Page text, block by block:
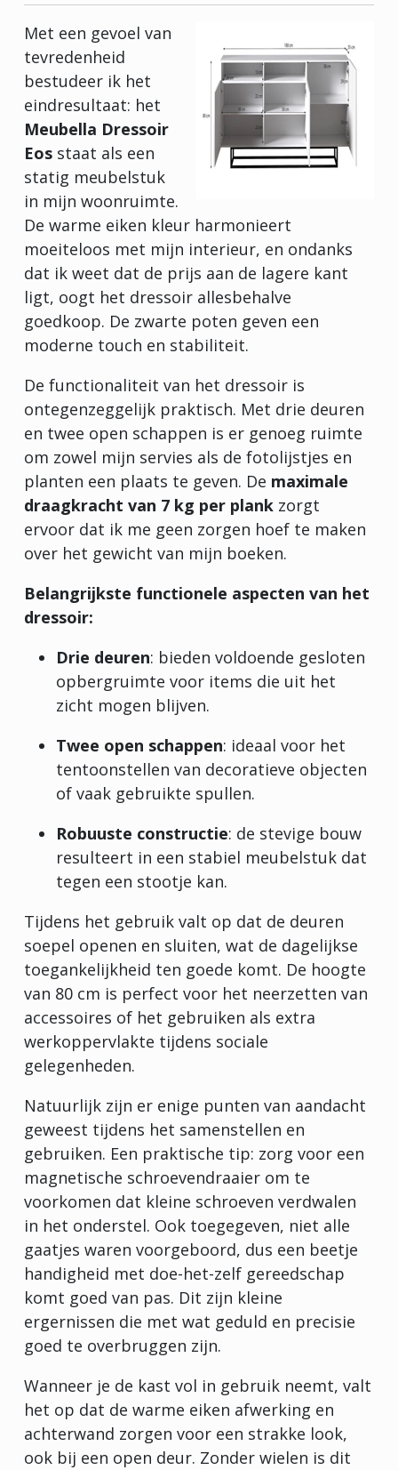
Met een gevoel van
tevredenheid
bestudeer ik het
eindresultaat: het
Meubella Dressoir
Eos staat als een
statig meubelstuk
in mijn woonruimte.
De warme eiken kleur harmonieert
moeiteloos met mijn interieur, en ondanks
dat ik weet dat de prijs aan de lagere kant
ligt, oogt het dressoir allesbehalve
goedkoop. De zwarte poten geven een
moderne touch en stabiliteit.
De functionaliteit van het dressoir is
ontegenzeggelijk praktisch. Met drie deuren
en twee open schappen is er genoeg ruimte
om zowel mijn servies als de fotolijstjes en
planten een plaats te geven. De maximale
draagkracht van 7 kg per plank zorgt
ervoor dat ik me geen zorgen hoef te maken
over het gewicht van mijn boeken.
Belangrijkste functionele aspecten van het
dressoir:
Drie deuren: bieden voldoende gesloten
opbergruimte voor items die uit het
zicht mogen blijven.
Twee open schappen: ideaal voor het
tentoonstellen van decoratieve objecten
of vaak gebruikte spullen.
Robuuste constructie: de stevige bouw
resulteert in een stabiel meubelstuk dat
tegen een stootje kan.
Tijdens het gebruik valt op dat de deuren
soepel openen en sluiten, wat de dagelijkse
toegankelijkheid ten goede komt. De hoogte
van 80 cm is perfect voor het neerzetten van
accessoires of het gebruiken als extra
werkoppervlakte tijdens sociale
gelegenheden.
Natuurlijk zijn er enige punten van aandacht
geweest tijdens het samenstellen en
gebruiken. Een praktische tip: zorg voor een
magnetische schroevendraaier om te
voorkomen dat kleine schroeven verdwalen
in het onderstel. Ook toegegeven, niet alle
gaatjes waren voorgeboord, dus een beetje
handigheid met doe-het-zelf gereedschap
komt goed van pas. Dit zijn kleine
ergernissen die met wat geduld en precisie
goed te overbruggen zijn.
Wanneer je de kast vol in gebruik neemt, valt
het op dat de warme eiken afwerking en
achterwand zorgen voor een strakke look,
ook bij een open deur. Zonder wielen is dit